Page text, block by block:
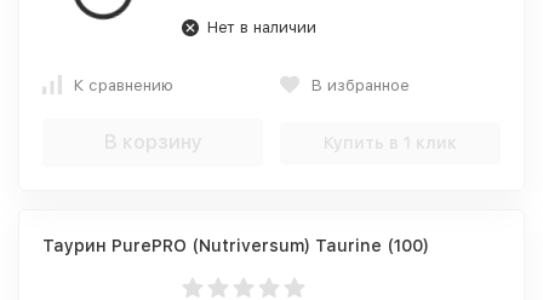
Нет в наличии
К сравнению В избранное
В корзину Купить в 1 клик
Таурин PurePRO (Nutriversum) Taurine (100)